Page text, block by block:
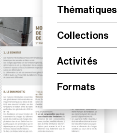
Thématiques
Collections
Activités
Formats